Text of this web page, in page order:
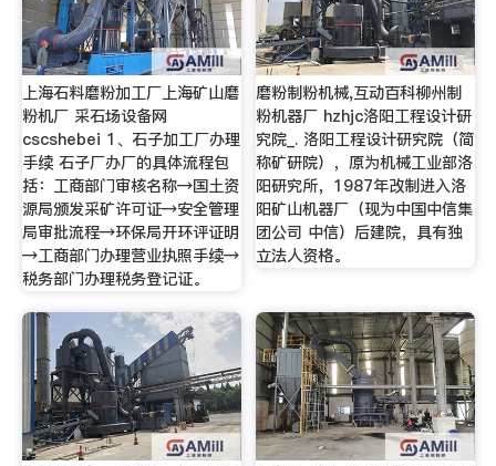
上海石料磨粉加工厂上海矿山磨
粉机厂 采石场设备网
cscshebei 1、石子加工厂办理
手续 石子厂办厂的具体流程包
括：工商部门审核名称→国土资
源局颁发采矿许可证→安全管理
局审批流程→环保局开环评证明
→工商部门办理营业执照手续→
税务部门办理税务登记证。
磨粉制粉机械,互动百科柳州制
粉机器厂 hzhjc洛阳工程设计研
究院_. 洛阳工程设计研究院（简
称矿研院），原为机械工业部洛
阳研究所，1987年改制进入洛
阳矿山机器厂（现为中国中信集
团公司 中信）后建院，具有独
立法人资格。